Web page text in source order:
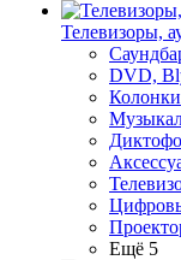
Телевизоры,
DVD,
Колонки
Ещё 5